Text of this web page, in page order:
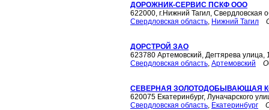
ДОРОЖНИК-СЕРВИС ПСКФ ООО
622000, г.Нижний Тагил, Свердловская
Свердловская область, Нижний Тагил
ДОРСТРОЙ ЗАО
623780 Артемовский, Дегтярева улица,
Свердловская область, Артемовский
СЕВЕРНАЯ ЗОЛОТОДОБЫВАЮЩАЯ
620075 Екатеринбург, Луначарского
Свердловская область, Екатеринбург